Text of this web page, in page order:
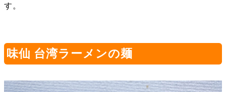
す。
味仙 台湾ラーメンの麺